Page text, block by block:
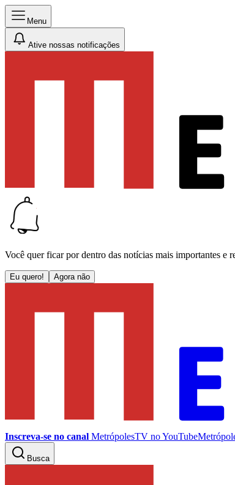
Menu
Ative nossas notificações
Você quer ficar por dentro das notícias mais importantes e
Eu quero! Agora não
Inscreva-se no canal MetrópolesTV noYouTube
Busca